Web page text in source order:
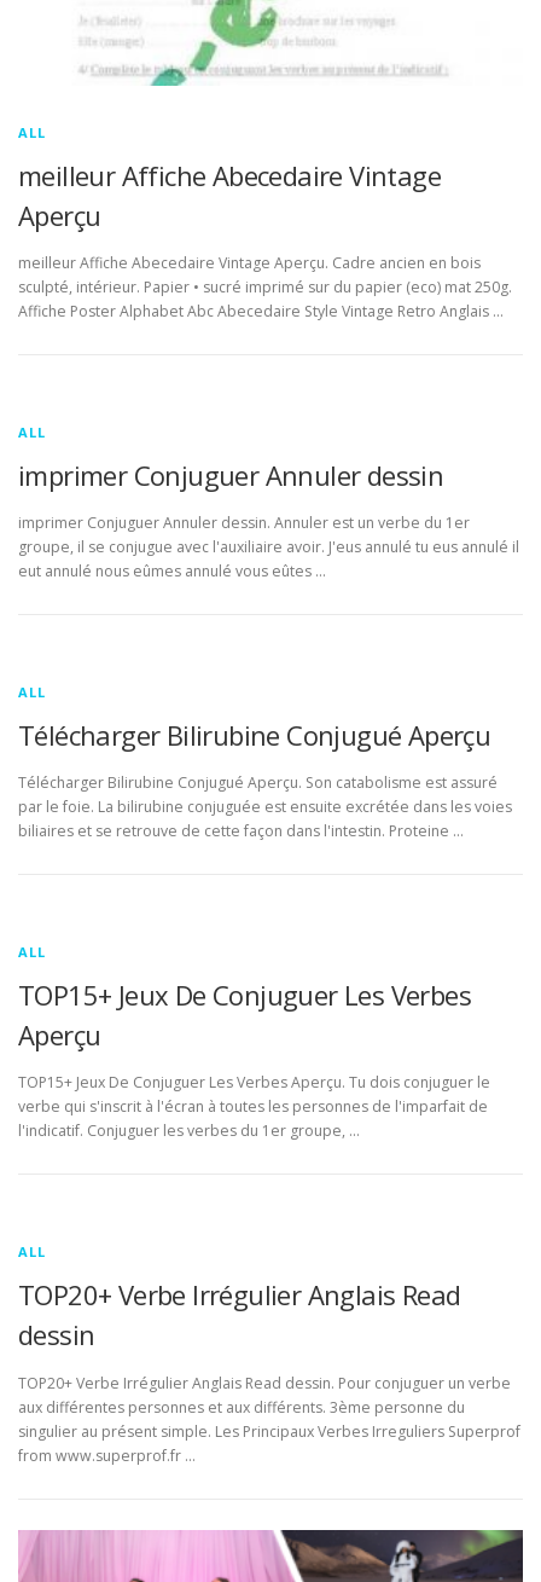
ALL
meilleur Affiche Abecedaire Vintage
Aperçu
meilleur Affiche Abecedaire Vintage Aperçu. Cadre ancien en bois
sculpté, intérieur. Papier • sucré imprimé sur du papier (eco) mat 250g.
Affiche Poster Alphabet Abc Abecedaire Style Vintage Retro Anglais …
ALL
imprimer Conjuguer Annuler dessin
imprimer Conjuguer Annuler dessin. Annuler est un verbe du 1er
groupe, il se conjugue avec l'auxiliaire avoir. J'eus annulé tu eus annulé il
eut annulé nous eûmes annulé vous eûtes …
ALL
Télécharger Bilirubine Conjugué Aperçu
Télécharger Bilirubine Conjugué Aperçu. Son catabolisme est assuré
par le foie. La bilirubine conjuguée est ensuite excrétée dans les voies
biliaires et se retrouve de cette façon dans l'intestin. Proteine …
ALL
TOP15+ Jeux De Conjuguer Les Verbes
Aperçu
TOP15+ Jeux De Conjuguer Les Verbes Aperçu. Tu dois conjuguer le
verbe qui s'inscrit à l'écran à toutes les personnes de l'imparfait de
l'indicatif. Conjuguer les verbes du 1er groupe, …
ALL
TOP20+ Verbe Irrégulier Anglais Read
dessin
TOP20+ Verbe Irrégulier Anglais Read dessin. Pour conjuguer un verbe
aux différentes personnes et aux différents. 3ème personne du
singulier au présent simple. Les Principaux Verbes Irreguliers Superprof
from www.superprof.fr …